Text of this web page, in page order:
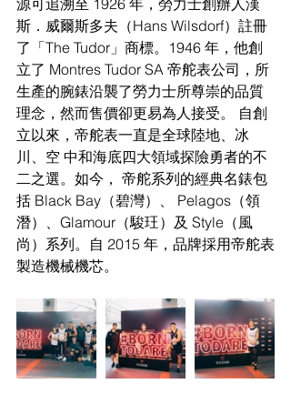
源可追溯至 1926 年，勞力士創辦人漢
斯．威爾斯多夫（Hans Wilsdorf）註冊
了「The Tudor」商標。1946 年，他創
立了 Montres Tudor SA 帝舵表公司，所
生產的腕錶沿襲了勞力士所尊崇的品質
理念，然而售價卻更易為人接受。 自創
立以來，帝舵表一直是全球陸地、冰
川、空 中和海底四大領域探險勇者的不
二之選。如今， 帝舵系列的經典名錶包
括 Black Bay（碧灣）、 Pelagos（領
潛）、Glamour（駿玨）及 Style（風
尚）系列。自 2015 年，品牌採用帝舵表
製造機械機芯。